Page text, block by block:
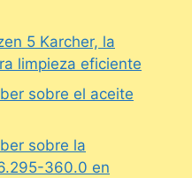
5 Karcher, la
limpieza eficiente
sobre el aceite
sobre la
360.0 en